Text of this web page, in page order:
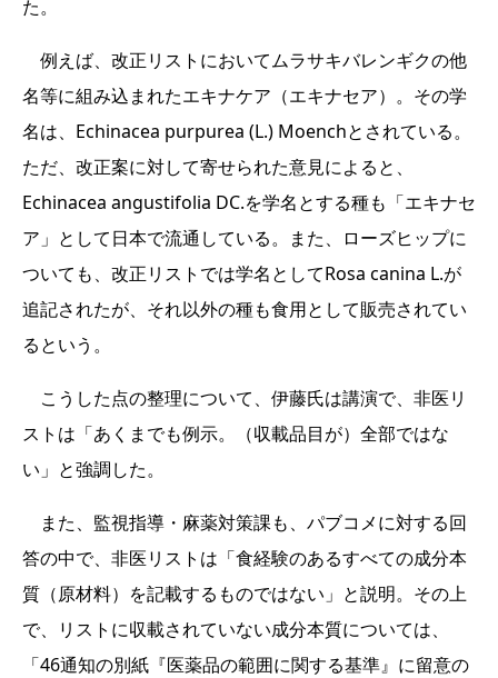
た。
例えば、改正リストにおいてムラサキバレンギクの他
名等に組み込まれたエキナケア（エキナセア）。その学
名は、Echinacea purpurea (L.) Moenchとされている。
ただ、改正案に対して寄せられた意見によると、
Echinacea angustifolia DC.を学名とする種も「エキナセ
ア」として日本で流通している。また、ローズヒップに
ついても、改正リストでは学名としてRosa canina L.が
追記されたが、それ以外の種も食用として販売されてい
るという。
こうした点の整理について、伊藤氏は講演で、非医リ
ストは「あくまでも例示。（収載品目が）全部ではな
い」と強調した。
また、監視指導・麻薬対策課も、パブコメに対する回
答の中で、非医リストは「食経験のあるすべての成分本
質（原材料）を記載するものではない」と説明。その上
で、リストに収載されていない成分本質については、
「46通知の別紙『医薬品の範囲に関する基準』に留意の